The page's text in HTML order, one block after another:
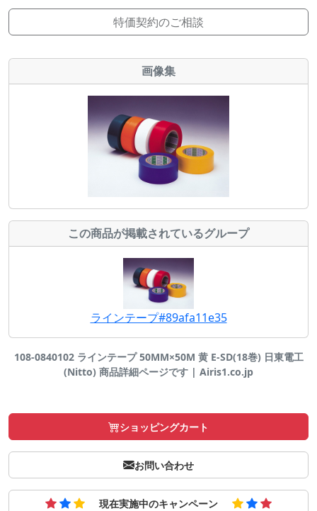
特価契約のご相談
画像集
この商品が掲載されているグループ
ラインテープ#89afa11e35
108-0840102 ラインテープ 50MM×50M 黄 E-SD(18巻) 日東電工
(Nitto) 商品詳細ページです | Airis1.co.jp
ショッピングカート
お問い合わせ
現在実施中のキャンペーン